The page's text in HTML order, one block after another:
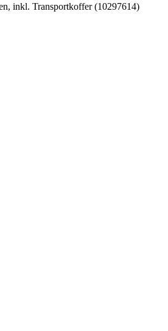
inkl. Transportkoffer (10297614)